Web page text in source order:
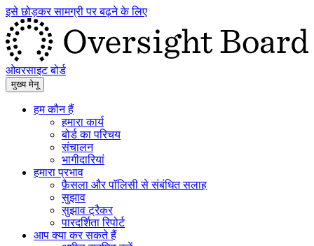
इसे छोड़कर सामग्री पर बढ़ने के लिए
ओवरसाइट बोर्ड
मुख्य मेनू
हम कौन हैं
हमारा कार्य
बोर्ड का परिचय
संचालन
भागीदारियां
हमारा प्रभाव
फ़ैसला और पॉलिसी से संबंधित सलाह
सुझाव
सुझाव ट्रैकर
पारदर्शिता रिपोर्ट
आप क्या कर सकते हैं